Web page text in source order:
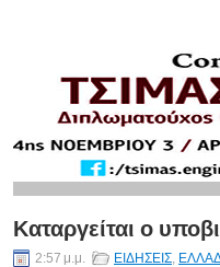
Καταργείται ο
2:57 μ.μ. ΕΙΔΗΣΕΙΣ,